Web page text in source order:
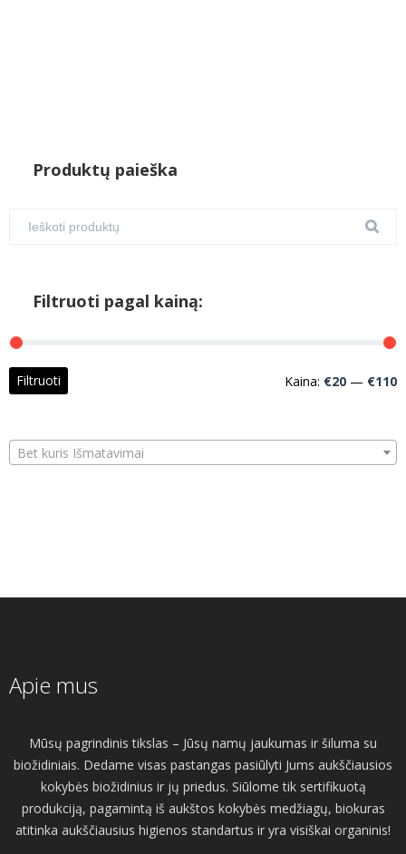
Produktų paieška
Filtruoti pagal kainą:
Filtruoti Kaina: €20 — €110
Bet kuris Išmatavimai
Apie mus
Mūsų pagrindinis tikslas – Jūsų namų jaukumas ir šiluma su
biožidiniais. Dedame visas pastangas pasiūlyti Jums aukščiausios
kokybės biožidinius ir jų priedus. Siūlome tik sertifikuotą
produkciją, pagamintą iš aukštos kokybės medžiagų, biokuras
atitinka aukščiausius higienos standartus ir yra visiškai organinis!